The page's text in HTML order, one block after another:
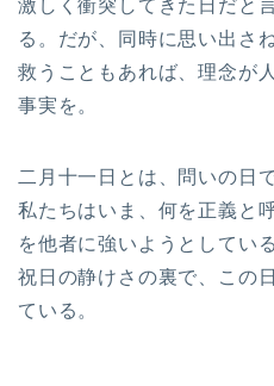
激しく衝突してきた日だと
る。だが、同時に思い出さ
救うこともあれば、理念が
事実を。
二月十一日とは、問いの日
私たちはいま、何を正義と
を他者に強いようとしてい
祝日の静けさの裏で、この
ている。